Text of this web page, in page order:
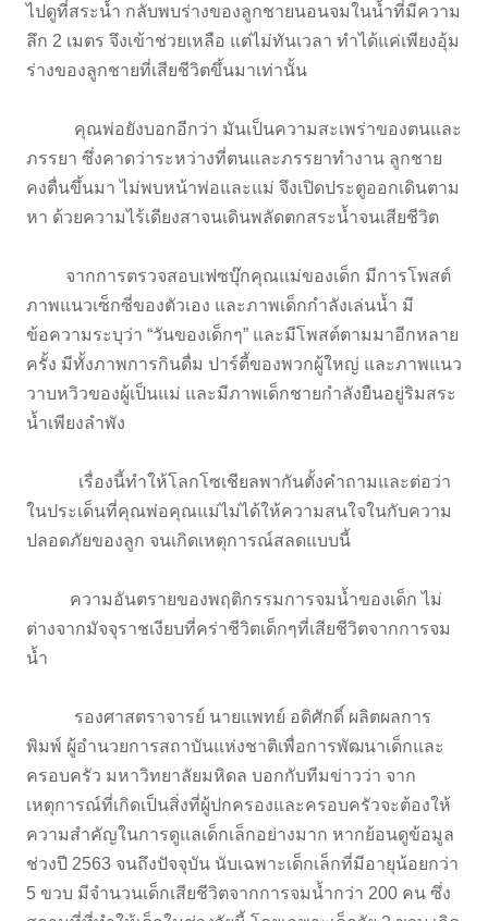
ไปดูที่สระน้ำ กลับพบร่างของลูกชายนอนจมในน้ำที่มีความ
ลึก 2 เมตร จึงเข้าช่วยเหลือ แต่ไม่ทันเวลา ทำได้แค่เพียงอุ้ม
ร่างของลูกชายที่เสียชีวิตขึ้นมาเท่านั้น
คุณพ่อยังบอกอีกว่า มันเป็นความสะเพร่าของตนและ
ภรรยา ซึ่งคาดว่าระหว่างที่ตนและภรรยาทำงาน ลูกชาย
คงตื่นขึ้นมา ไม่พบหน้าพ่อและแม่ จึงเปิดประตูออกเดินตาม
หา ด้วยความไร้เดียงสาจนเดินพลัดตกสระน้ำจนเสียชีวิต
จากการตรวจสอบเฟซบุ๊กคุณแม่ของเด็ก มีการโพสต์
ภาพแนวเซ็กซี่ของตัวเอง และภาพเด็กกำลังเล่นน้ำ มี
ข้อความระบุว่า “วันของเด็กๆ” และมีโพสต์ตามมาอีกหลาย
ครั้ง มีทั้งภาพการกินดื่ม ปาร์ตี้ของพวกผู้ใหญ่ และภาพแนว
วาบหวิวของผู้เป็นแม่ และมีภาพเด็กชายกำลังยืนอยู่ริมสระ
นํ้าเพียงลำพัง
เรื่องนี้ทำให้โลกโซเชียลพากันตั้งคำถามและต่อว่า
ในประเด็นที่คุณพ่อคุณแม่ไม่ได้ให้ความสนใจในกับความ
ปลอดภัยของลูก จนเกิดเหตุการณ์สลดแบบนี้
ความอันตรายของพฤติกรรมการจมน้ำของเด็ก ไม่
ต่างจากมัจจุราชเงียบที่คร่าชีวิตเด็กๆที่เสียชีวิตจากการจม
น้ำ
รองศาสตราจารย์ นายแพทย์ อดิศักดิ์ ผลิตผลการ
พิมพ์ ผู้อำนวยการสถาบันแห่งชาติเพื่อการพัฒนาเด็กและ
ครอบครัว มหาวิทยาลัยมหิดล บอกกับทีมข่าวว่า จาก
เหตุการณ์ที่เกิดเป็นสิ่งที่ผู้ปกครองและครอบครัวจะต้องให้
ความสำคัญในการดูแลเด็กเล็กอย่างมาก หากย้อนดูข้อมูล
ช่วงปี 2563 จนถึงปัจจุบัน นับเฉพาะเด็กเล็กที่มีอายุน้อยกว่า
5 ขวบ มีจำนวนเด็กเสียชีวิตจากการจมน้ำกว่า 200 คน ซึ่ง